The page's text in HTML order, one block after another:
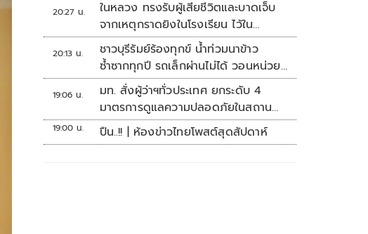
20:27 น.
ในหลวง ทรงรับผู้เสียชีวิตและบาดเจ็บ
จากเหตุกราดยิงในโรงเรียน ไว้ใน
พระบรมราชานุเคราะห์
20:13 น.
ชาวบุรีรัมย์ร้องทุกข์ น้ำท่วมนาข้าว
ซ้ำซากทุกปี รถเล็กผ่านไม่ได้ วอนหน่วย
งานเร่งแก้ไข
19:06 น.
มท. สั่งผู้ว่าฯทั่วประเทศ ยกระดับ 4
มาตรการดูแลความปลอดภัยในสถาน
ศึกษา
19:00 น. ปืน..!! | ห้องข่าวไทยโพสต์สุดสัปดาห์